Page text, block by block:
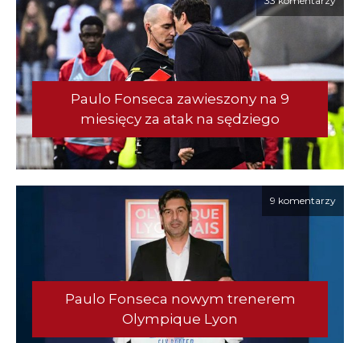
Paulo Fonseca zawieszony na 9
miesięcy za atak na sędziego
9 komentarzy
Paulo Fonseca nowym trenerem
Olympique Lyon